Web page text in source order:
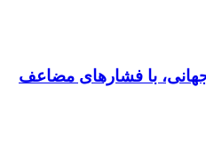
جهانی، با فشارهای مضاعف